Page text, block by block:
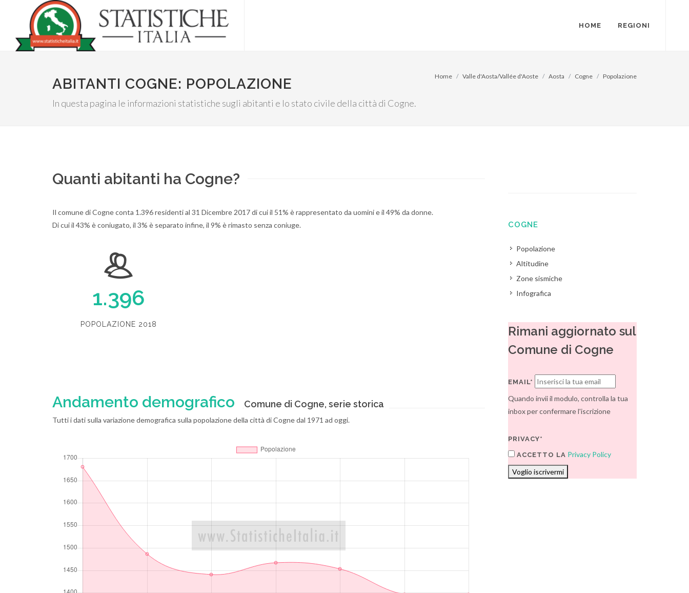
HOME REGIONI
ABITANTI COGNE: POPOLAZIONE
In questa pagina le informazioni statistiche sugli abitanti e lo stato civile della città di Cogne.
Home Valle d'Aosta/Vallée d'Aoste Aosta Cogne Popolazione
Quanti abitanti ha Cogne?
Il comune di Cogne conta 1.396 residenti al 31 Dicembre 2017 di cui il 51% è rappresentato da uomini e il 49% da donne.
Di cui il 43% è coniugato, il 3% è separato infine, il 9% è rimasto senza coniuge.
1.396
POPOLAZIONE 2018
Andamento demografico Comune di Cogne, serie storica
Tutti i dati sulla variazione demografica sulla popolazione della città di Cogne dal 1971 ad oggi.
COGNE
Popolazione
Altitudine
Zone sismiche
Infografica
Rimani aggiornato sul
Comune di Cogne
EMAIL*
Quando invii il modulo, controlla la tua
inbox per confermare l'iscrizione
PRIVACY*
ACCETTO LA Privacy Policy
Voglio iscrivermi